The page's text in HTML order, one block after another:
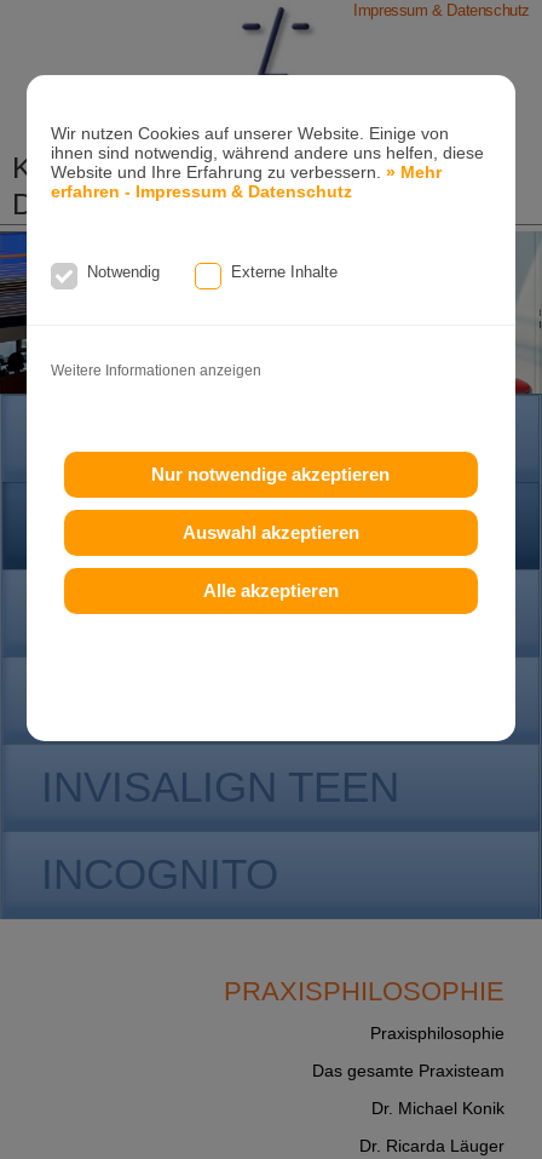
Wir nutzen Cookies auf unserer Website. Einige von
ihnen sind notwendig, während andere uns helfen, diese
Website und Ihre Erfahrung zu verbessern.» Mehr
erfahren - Impressum & Datenschutz
Notwendig Externe Inhalte
Weitere Informationen anzeigen
Nur notwendige akzeptieren
Auswahl akzeptieren
Alle akzeptieren
Impressum & Datenschutz
Kieferorthopädische Praxis
Dr. Konik & Kollegen
Zahn- und Kieferregulierungen für Kinder und
Erwachsene
Ganzheitliche-Kieferorthopädie
Erwachsenen-Kieferorthopädie
Tel. +49
PRAXIS
KONTAKT
INVISALIGN TEEN
INCOGNITO
PRAXISPHILOSOPHIE
Praxisphilosophie
Das gesamte Praxisteam
Dr. Michael Konik
Dr. Ricarda Läuger